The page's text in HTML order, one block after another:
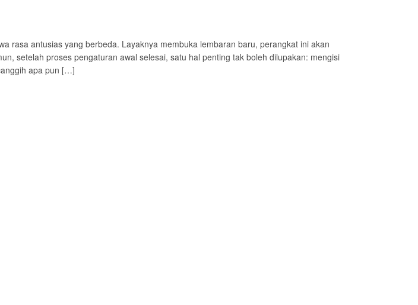
rasa antusias yang berbeda. Layaknya membuka lembaran baru, perangkat ini akan
setelah proses pengaturan awal selesai, satu hal penting tak boleh dilupakan: mengisi
apa pun […]